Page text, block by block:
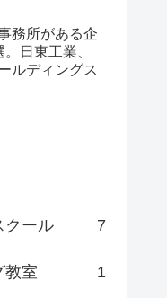
務所がある企
日東工業、
ルディングス
クール 7
教室 1